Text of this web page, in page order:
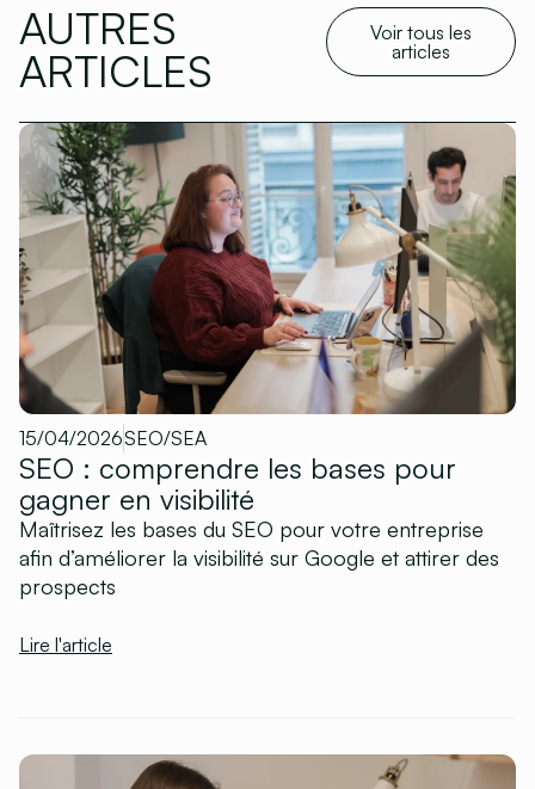
AUTRES
ARTICLES
Voir tous les
articles
15/04/2026SEO/SEA
SEO : comprendre les bases pour
gagner en visibilité
Maîtrisez les bases du SEO pour votre entreprise
afin d’améliorer la visibilité sur Google et attirer des
prospects
Lire l'article